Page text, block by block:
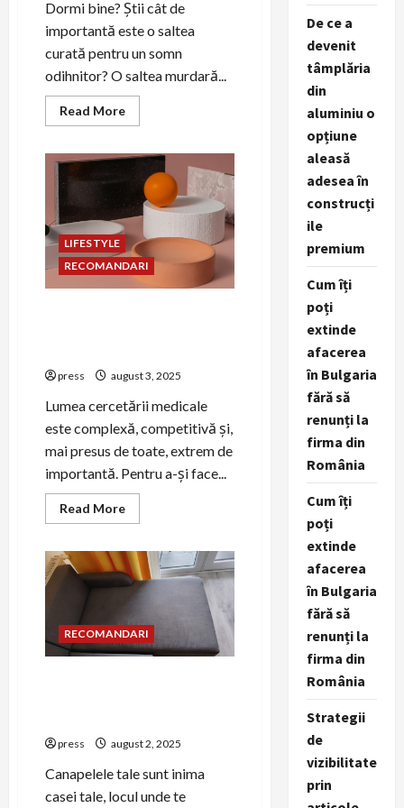
Dormi bine? Știi cât de
importantă este o saltea
curată pentru un somn
odihnitor? O saltea murdară...
Read MoreRead
more
saltele
Oradea:
cum
să
elimini
murdăria
și
bacteriile
eficient
LIFESTYLE
RECOMANDARI
press august 3, 2025
Lumea cercetării medicale
este complexă, competitivă și,
mai presus de toate, extrem de
importantă. Pentru a-și face...
Read MoreRead
more
de
PR
pentru
companiile
cercetare
medicală
RECOMANDARI
press august 2, 2025
Canapelele tale sunt inima
casei tale, locul unde te
De ce a
devenit
tâmplăria
din
aluminiu o
opțiune
aleasă
adesea în
construcți
ile
premium
Cum îți
poți
extinde
afacerea
în Bulgaria
fără să
renunți la
firma din
România
Cum îți
poți
extinde
afacerea
în Bulgaria
fără să
renunți la
firma din
România
Strategii
de
vizibilitate
prin